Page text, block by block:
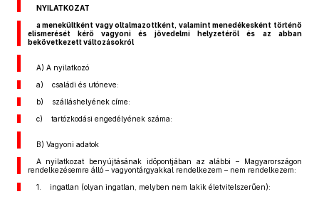
NYILATKOZAT
a menekültként vagy oltalmazottként, valamint menedékesként történő
elismerését kérő vagyoni és jövedelmi helyzetéről és az abban
bekövetkezett változásokról
A) A nyilatkozó
a) családi és utóneve:
b) szálláshelyének címe:
c) tartózkodási engedélyének száma:
B) Vagyoni adatok
A nyilatkozat benyújtásának időpontjában az alábbi – Magyarországon
rendelkezésemre álló – vagyontárgyakkal rendelkezem – nem rendelkezem:
1. ingatlan (olyan ingatlan, melyben nem lakik életvitelszerűen):